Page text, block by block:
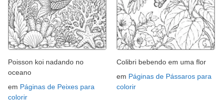
Poisson koi nadando no
oceano
em Páginas de Peixes para
colorir
Colibri bebendo em uma flor
em Páginas de Pássaros para
colorir